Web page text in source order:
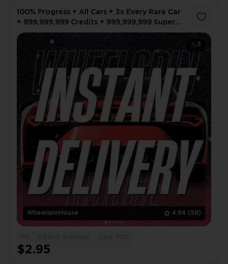
5
WheelspinHouse 4.94 (58)
100% Progress + All Cars + 3x Every Rare Car
+ 999,999,999 Credits + 999,999,999 Super
Wheelspin
$2.95